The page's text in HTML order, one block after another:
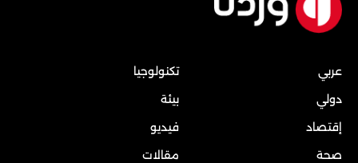
عربي
دولي
إقتصاد
صحة
تكنولوجيا
بيئة
فيديو
مقالات